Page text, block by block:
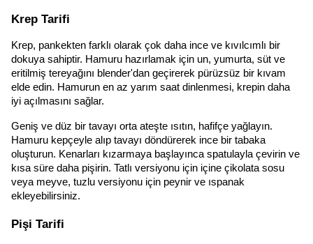
Krep Tarifi
Krep, pankekten farklı olarak çok daha ince ve kıvılcımlı bir
dokuya sahiptir. Hamuru hazırlamak için un, yumurta, süt ve
eritilmiş tereyağını blender'dan geçirerek pürüzsüz bir kıvam
elde edin. Hamurun en az yarım saat dinlenmesi, krepin daha
iyi açılmasını sağlar.
Geniş ve düz bir tavayı orta ateşte ısıtın, hafifçe yağlayın.
Hamuru kepçeyle alıp tavayı döndürerek ince bir tabaka
oluşturun. Kenarları kızarmaya başlayınca spatulayla çevirin ve
kısa süre daha pişirin. Tatlı versiyonu için içine çikolata sosu
veya meyve, tuzlu versiyonu için peynir ve ıspanak
ekleyebilirsiniz.
Pişi Tarifi